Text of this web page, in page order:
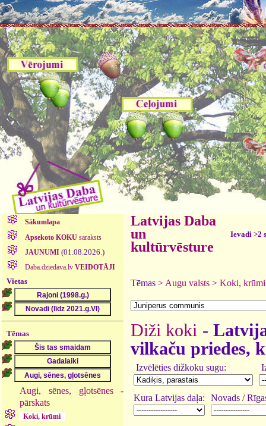
Sākumlapa
Apsekoto KOKUsaraksts
JAUNUMI (01.08.2026.)
Daba.dziedava.lv VEIDOTĀJI
Vietas
Tēmas
Augi, sēnes, gļotsēnes -
pārskats
Koki, krūmi
Latvijas Daba
un
kultūrvēsture
Ievadi >2
Tēmas > Augu valsts > Koki, krūmi
Diži koki -
vilkaču priedes,
Izvēlēties dižkoku sugu:
Kura Latvijas daļa: Novads /